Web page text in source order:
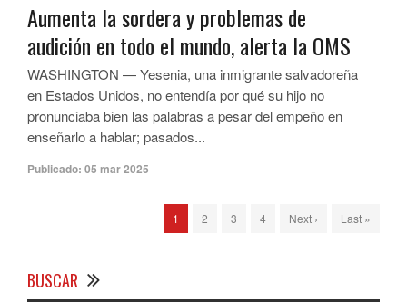
Aumenta la sordera y problemas de
audición en todo el mundo, alerta la OMS
WASHINGTON — Yesenia, una inmigrante salvadoreña
en Estados Unidos, no entendía por qué su hijo no
pronunciaba bien las palabras a pesar del empeño en
enseñarlo a hablar; pasados...
Publicado: 05 mar 2025
1 2 3 4 Next › Last »
BUSCAR